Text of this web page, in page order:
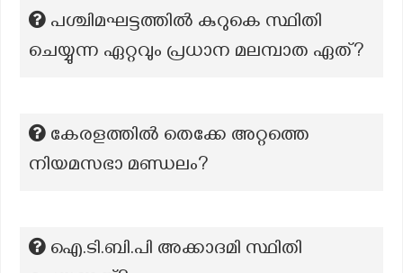
പശ്ചിമഘട്ടത്തിൽ കുറുകെ സ്ഥിതി
ചെയ്യുന്ന ഏറ്റവും പ്രധാന മലമ്പാത ഏത്?
കേരളത്തില്‍ തെക്കേ അറ്റത്തെ
നിയമസഭാ മണ്ഡലം?
ഐ.ടി.ബി.പി അക്കാദമി സ്ഥിതി